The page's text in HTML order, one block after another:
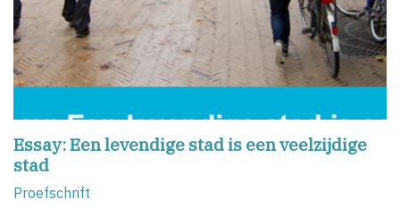
Essay: Een levendige stad is een veelzijdige
stad
Proefschrift